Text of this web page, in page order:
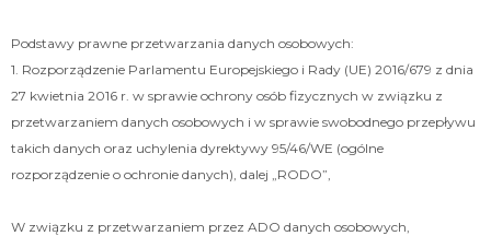
Podstawy prawne przetwarzania danych osobowych:
1. Rozporządzenie Parlamentu Europejskiego i Rady (UE) 2016/679 z dnia
27 kwietnia 2016 r. w sprawie ochrony osób fizycznych w związku z
przetwarzaniem danych osobowych i w sprawie swobodnego przepływu
takich danych oraz uchylenia dyrektywy 95/46/WE (ogólne
rozporządzenie o ochronie danych), dalej „RODO”,
W związku z przetwarzaniem przez ADO danych osobowych,